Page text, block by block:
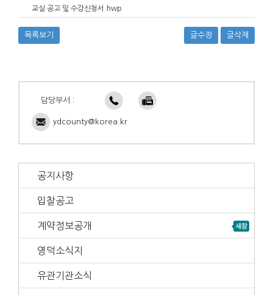
교실 공고 및 수강신청서.hwp
목록보기 글수정 글삭제
담당부서 :
ydcounty@korea.kr
공지사항
입찰공고
계약정보공개
영덕소식지
유관기관소식